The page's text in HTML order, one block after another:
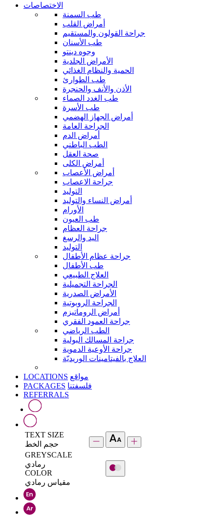
الاختصاصات
طب السمنة
أمراض القلب
جراحة القولون والمستقيم
طب الأسنان
وجوه دينتو
الأمراض الجلدية
الحمية والنظام الغذائي
طب الطوارئ
الأذن والأنف والحنجرة
طب الغدد الصماء
طب الأسرة
أمراض الجهاز الهضمي
الجراحة العامة
أمراض الدم
الطب الباطني
صحة العقل
أمراض الكلى
أمراض الأعصاب
جراحة الاعصاب
التوليد
أمراض النساء والتوليد
الأورام
طب العيون
جراحة العظام
اليد والرسغ
التوليد
جراحة عظام الأطفال
طب الأطفال
العلاج الطبيعي
الجراحة التجميلية
الأمراض الصدرية
الجراحة الروبوتية
أمراض الروماتيزم
جراحة العمود الفقري
الطب الرياضي
جراحة المسالك البولية
جراحة الأوعية الدموية
العلاج بالفيتامينات الوريديّة
LOCATIONS مواقع
PACKAGES فلسفتنا
REFERRALS
TEXT SIZE
حجم الخط
GREYSCALE
رمادي
COLOR
مقياس رمادي